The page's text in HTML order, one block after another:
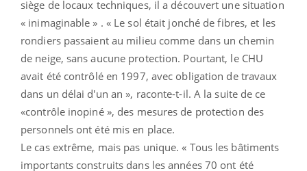
siège de locaux techniques, il a découvert une situation
« inimaginable » . « Le sol était jonché de fibres, et les
rondiers passaient au milieu comme dans un chemin
de neige, sans aucune protection. Pourtant, le CHU
avait été contrôlé en 1997, avec obligation de travaux
dans un délai d'un an », raconte-t-il. A la suite de ce
«contrôle inopiné », des mesures de protection des
personnels ont été mis en place.
Le cas extrême, mais pas unique. « Tous les bâtiments
importants construits dans les années 70 ont été